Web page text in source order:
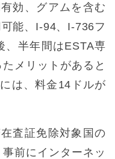
効、グアムを含む
能、I-94、I-736フ
、半年間はESTA専
メリットがあると
は、料金14ドルが
査証免除対象国の
前にインターネッ